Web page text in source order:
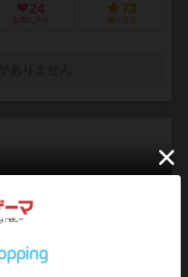
24
お気に入り
73
持ってる
Game